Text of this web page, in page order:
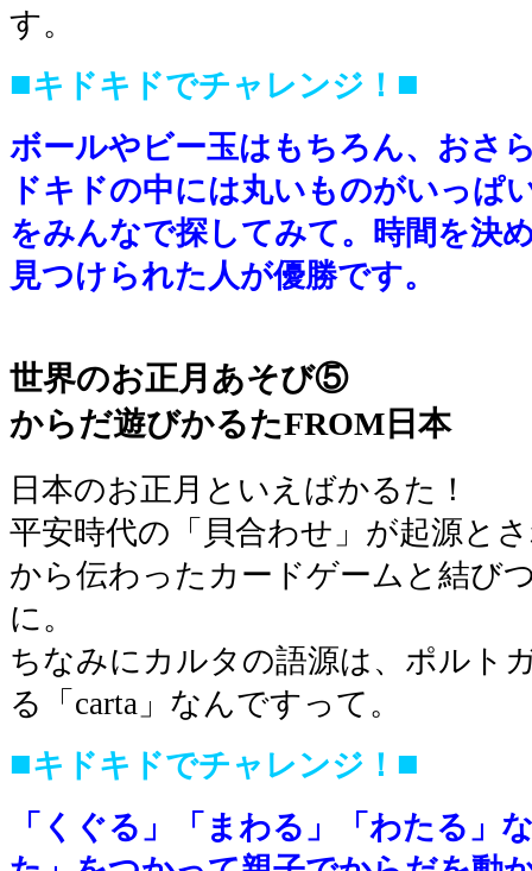
す。
■キドキドでチャレンジ！ ■
ボールやビー玉はもちろん、おさ
ドキドの中には丸いものがいっぱ
をみんなで探してみて。時間を決
見つけられた人が優勝です。
世界のお正月あそび⑤
からだ遊びかるたFROM日本
日本のお正月といえばかるた！
平安時代の「貝合わせ」が起源と
から伝わったカードゲームと結び
に。
ちなみにカルタの語源は、ポルト
る「carta」なんですって。
■キドキドでチャレンジ！ ■
「くぐる」「まわる」「わたる」